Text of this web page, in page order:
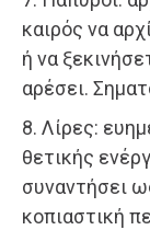
καιρός να
ή να
αρέσει.
8. Λίρες:
θετικής
συναντήσει
κοπιαστική